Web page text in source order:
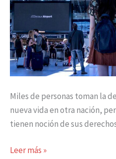
Miles de personas toman la
nueva vida en otra nación,
tienen noción de sus
Leer más »